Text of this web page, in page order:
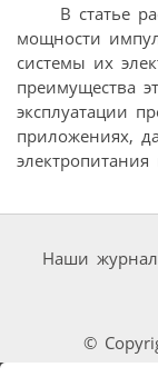
В статье
мощности
системы их
преимущества
эксплуатации
приложениях,
Наши
©